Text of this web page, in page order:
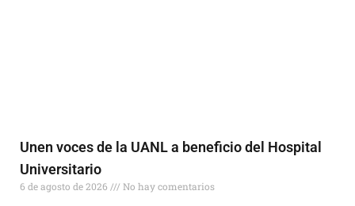
Unen voces de la UANL a beneficio del Hospital
Universitario
6 de agosto de 2026 No hay comentarios